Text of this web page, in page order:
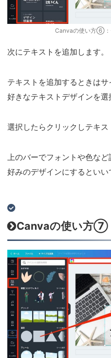
Canvaの使い方⑥：
次にテキストを追加します。
テキストを追加するときは
好きなテキストデザインを選
選択したらクリックしテキス
上のバーでフォントや色な
好みのデザインにするといい
Canvaの使い方⑦